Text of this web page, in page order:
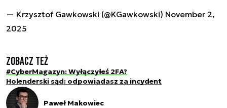
— Krzysztof Gawkowski (@KGawkowski) November 2,
2025
Zobacz też
#CyberMagazyn: Wyłączyłeś 2FA?
Holenderski sąd: odpowiadasz za incydent
Paweł Makowiec